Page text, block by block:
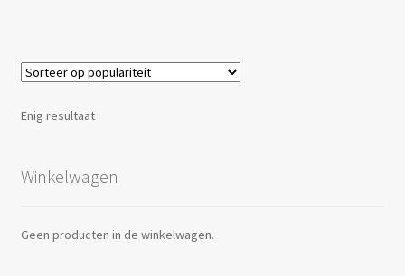
Enig resultaat
Winkelwagen
Geen producten in de winkelwagen.